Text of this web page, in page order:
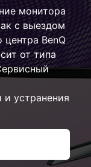
монитора
с выездом
центра BenQ
от типа
и устранения